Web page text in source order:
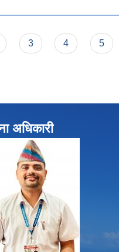
3 4 5
अधिकारी